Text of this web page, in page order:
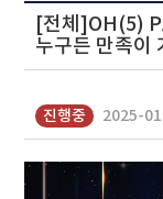
[전체]OH(5)
누구든 만족이
진행중 2025-